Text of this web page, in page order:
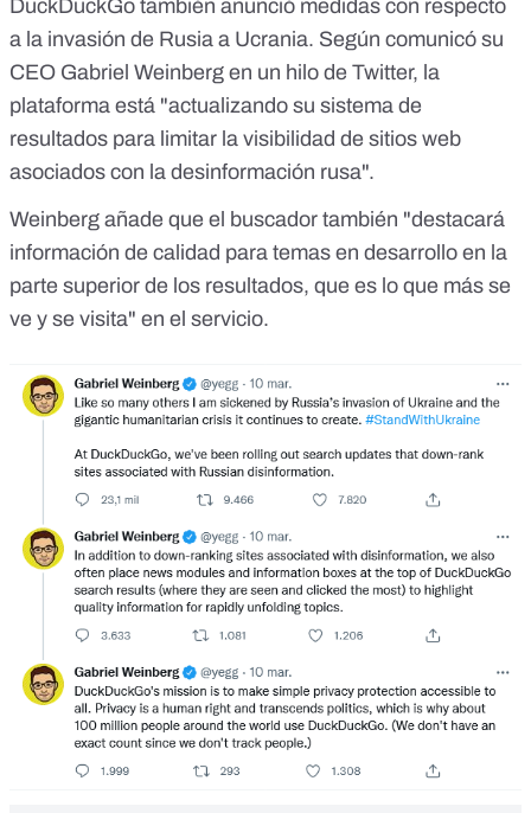
DuckDuckGo también anunció medidas con respecto
a la invasión de Rusia a Ucrania. Según comunicó su
CEO Gabriel Weinberg en un hilo de Twitter, la
plataforma está "actualizando su sistema de
resultados para limitar la visibilidad de sitios web
asociados con la desinformación rusa".
Weinberg añade que el buscador también "destacará
información de calidad para temas en desarrollo en la
parte superior de los resultados, que es lo que más se
ve y se visita" en el servicio.